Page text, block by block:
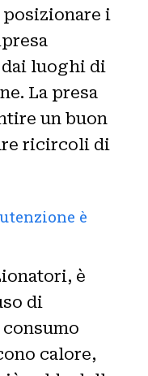
posizionare i
dai luoghi di
La presa
un buon
ricircoli di
è
è
di
calore,